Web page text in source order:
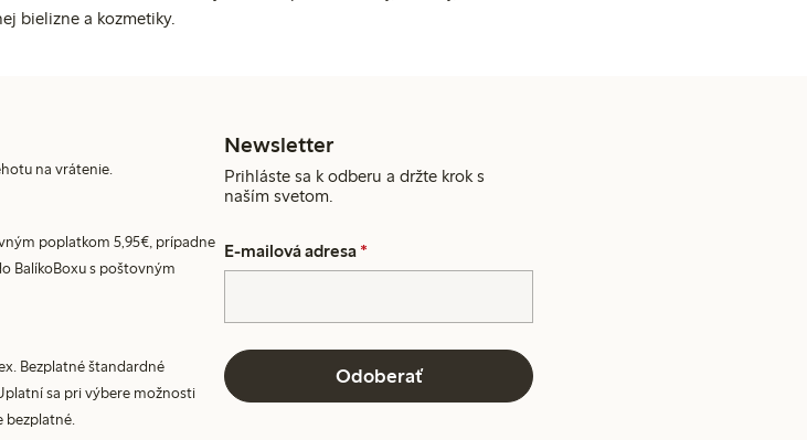
bielizne a kozmetiky.
na vrátenie.
poplatkom 5,95€, prípadne
BalíkoBoxu s poštovným
Bezplatné štandardné
sa pri výbere možnosti
bezplatné.
Newsletter
Prihláste sa k odberu a držte krok s
naším svetom.
E-mailová adresa *
Odoberať